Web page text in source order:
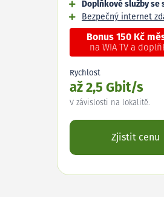
Doplňkové služby se
Bezpečný internet
Bonus 150 Kč
na WIA TV a
Rychlost
až 2,5 Gbit/s
V závislosti na lokalitě.
Zjistit cenu